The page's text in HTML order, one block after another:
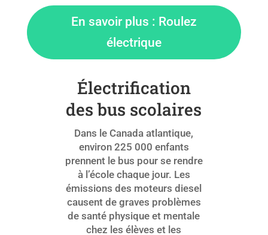
En savoir plus : Roulez
électrique
Électrification
des bus scolaires
Dans le Canada atlantique,
environ 225 000 enfants
prennent le bus pour se rendre
à l’école chaque jour. Les
émissions des moteurs diesel
causent de graves problèmes
de santé physique et mentale
chez les élèves et les